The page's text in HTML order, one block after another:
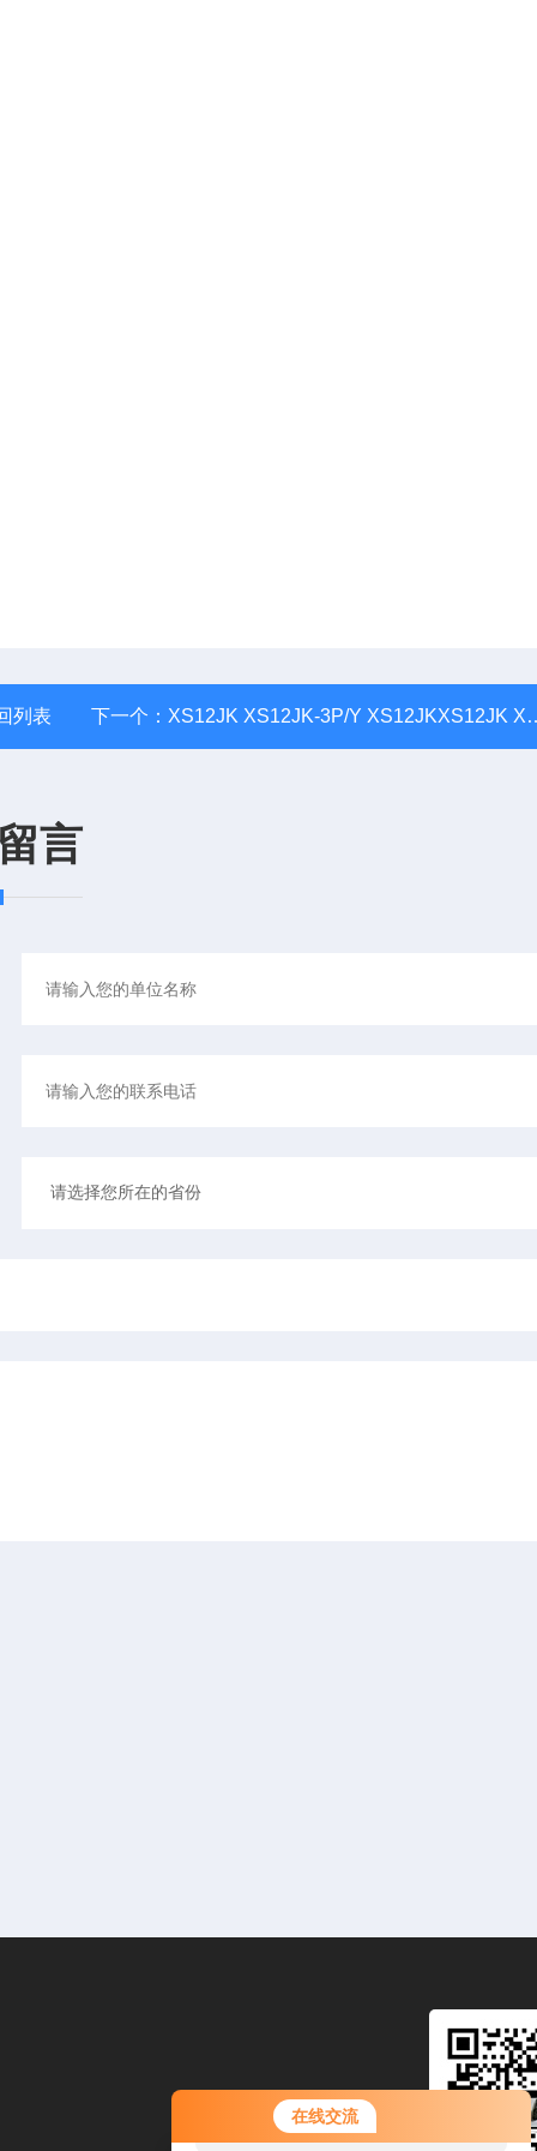
在线交流
您好！欢迎前来咨询，很高兴为您
服务，请问您要咨询什么问题呢？
列表 下一个： XS12JK XS12JK-3P/Y XS12JKXS12JK XS12JK-3P/Y XS12JK-4P转速传感器
言